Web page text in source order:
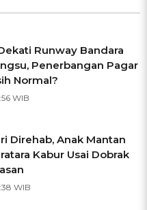
Runway Bandara
Penerbangan Pagar
Normal?
WIB
Direhab, Anak Mantan
Kabur Usai Dobrak
WIB